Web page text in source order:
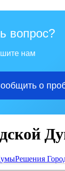
вопрос?
нам
о
Решения